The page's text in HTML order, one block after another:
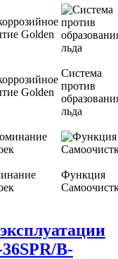
Golden
Система
против
льда
Функция
B-